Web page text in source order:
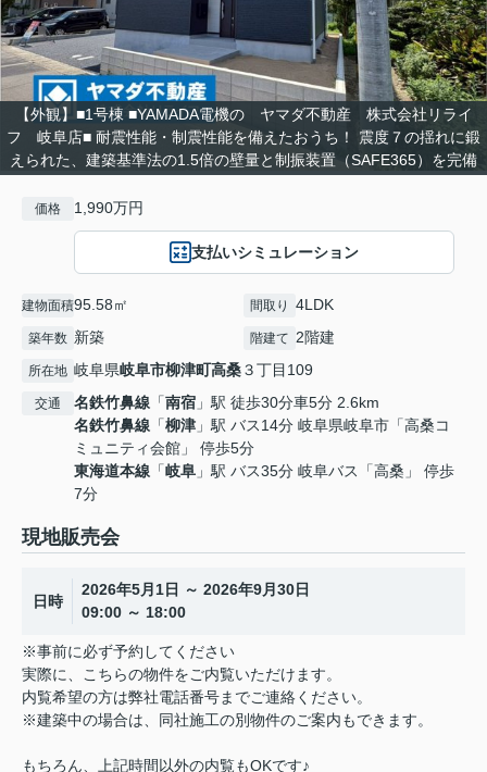
【外観】■1号棟 ■YAMADA電機の ヤマダ不動産 株式会社リライ
フ 岐阜店■ 耐震性能・制震性能を備えたおうち！ 震度７の揺れに鍛
えられた、建築基準法の1.5倍の壁量と制振装置（SAFE365）を完備
価格 1,990万円
支払いシミュレーション
建物面積95.58㎡ 間取り 4LDK
築年数 新築 階建て 2階建
所在地 岐阜県岐阜市柳津町高桑３丁目109
交通 名鉄竹鼻線 「南宿 」駅 徒歩30分車5分 2.6km
名鉄竹鼻線 「柳津 」駅 バス14分 岐阜県岐阜市「高桑コ
ミュニティ会館」 停歩5分
東海道本線 「岐阜 」駅 バス35分 岐阜バス「高桑」 停歩
7分
現地販売会
日時
2026年5月1日 ～ 2026年9月30日
09:00 ～ 18:00
※事前に必ず予約してください
実際に、こちらの物件をご内覧いただけます。
内覧希望の方は弊社電話番号までご連絡ください。
※建築中の場合は、同社施工の別物件のご案内もできます。
もちろん、上記時間以外の内覧もOKです♪